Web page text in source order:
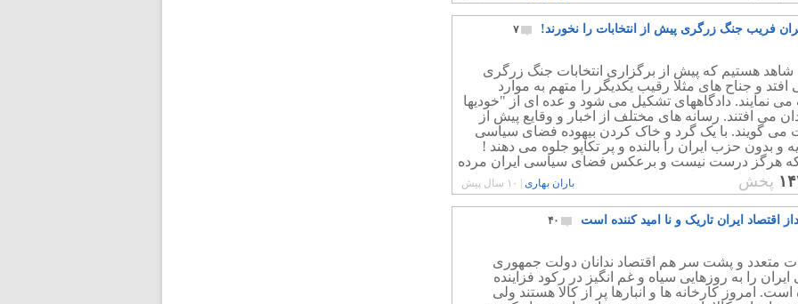
فریب جنگ زرگری پیش از انتخابات را نخورند! ۷
شاهد هستیم که پیش از برگزاری انتخابات جنگ زرگری
افتد و جناح های مثلا رقیب یکدیگر را متهم به موارد
نمایند. دادگاههای تشکیل می شود و عده ای از "خودیها
می افتند. رسانه های مختلف از اخبار و وقایع پیش از
می گویند. با یک گرد و خاک کردن بیهوده فضای سیاسی
و بدون حزب ایران را بالنده و پر تکاپو جلوه می دهند !
هرگز درست نیست و برعکس فضای سیاسی ایران مرده
حزب و مشارکت در حکومت جایی در رژیم اسلامی
پخش باران بهاری ۱۰ سال پیش
اقتصاد ایران تاریک و نا امید کننده است ۴۰
متعدد و پشت سر هم اقتصاد ندانان دولت جمهوری
ایران را به روزهایی سیاه و غم انگیز در رکود فزاینده
است. امروز کارخانه ها و انبارها پر از کالا هستند ولی